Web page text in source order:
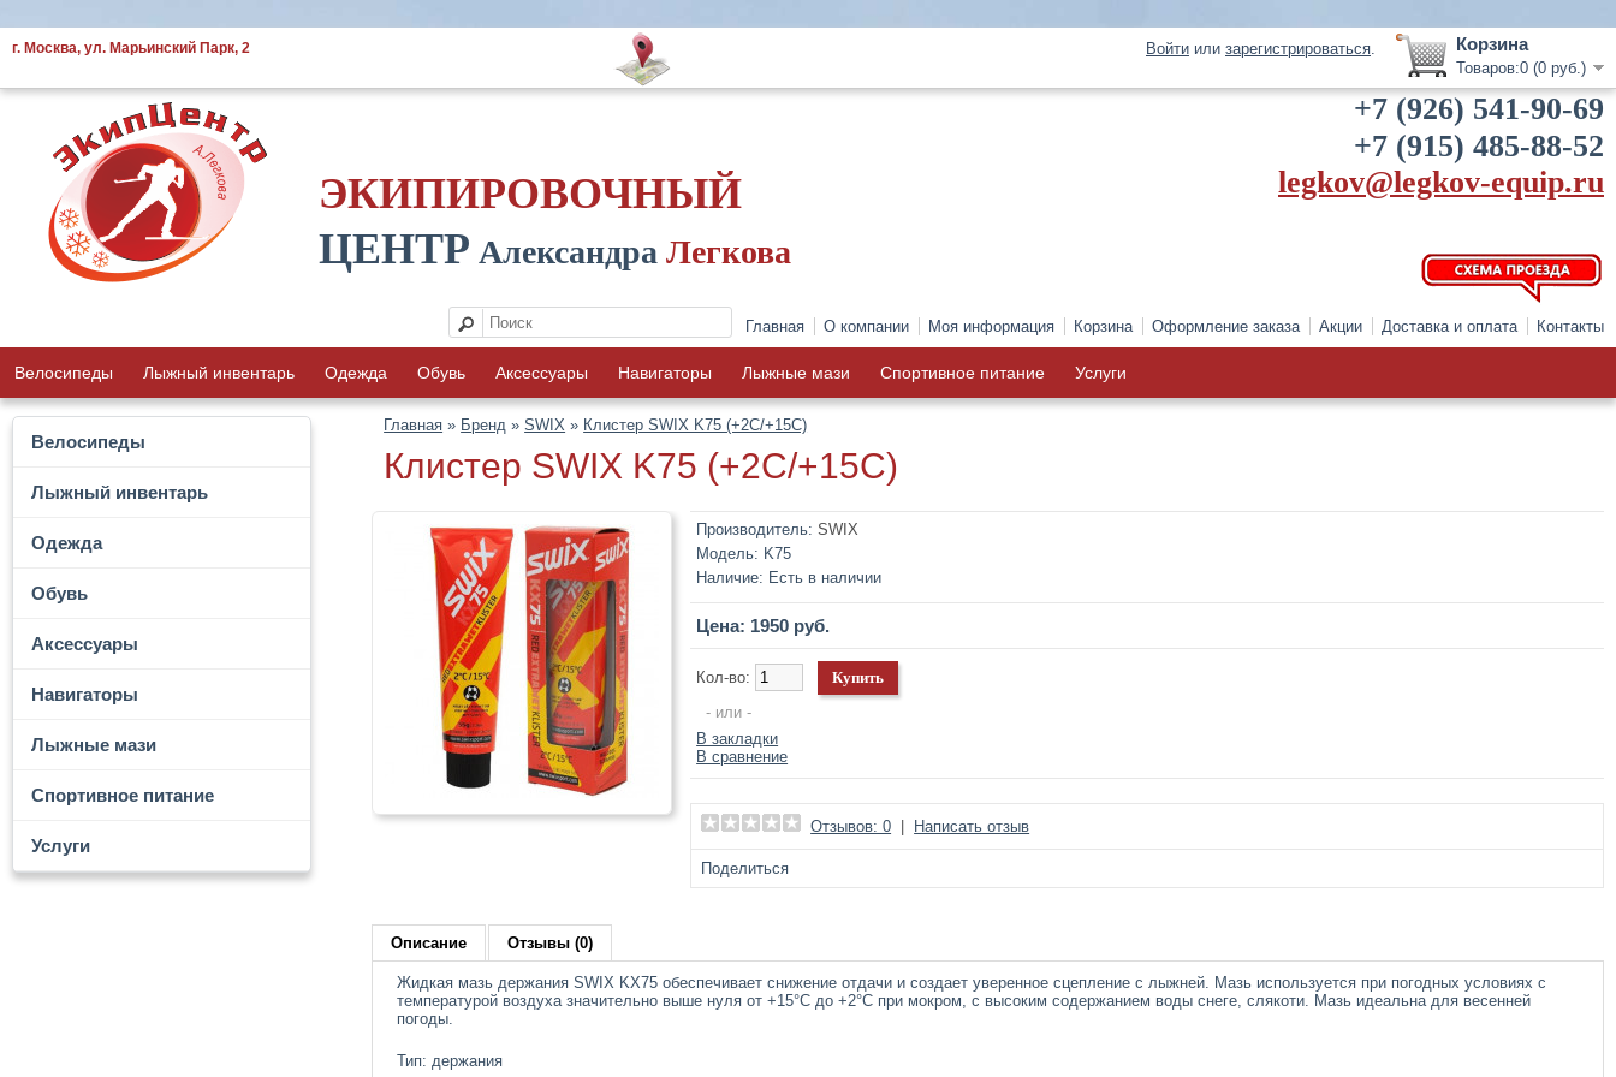
г. Москва, ул. Марьинский Парк, 2 Войти или зарегистрироваться. Корзина
Товаров:0 (0 руб.)
ЭКИПИРОВОЧНЫЙ
ЦЕНТР Александра Легкова
+7 (926) 541-90-69
+7 (915) 485-88-52
legkov@legkov-equip.ru
Главная О компании Моя информация Корзина Оформление заказа Акции Доставка и оплата Контакты
Велосипеды Лыжный инвентарь Одежда Обувь Аксессуары Навигаторы Лыжные мази Спортивное питание Услуги
Велосипеды
Лыжный инвентарь
Одежда
Обувь
Аксессуары
Навигаторы
Лыжные мази
Спортивное питание
Услуги
Главная » Бренд »SWIX » Клистер SWIX K75 (+2C/+15C)
Клистер SWIX K75 (+2C/+15C)
Производитель: SWIX
Модель: K75
Наличие: Есть в наличии
Цена: 1950 руб.
Кол-во:
- или -
В закладки
В сравнение
Отзывов: 0 Написать отзыв
Поделиться
Описание Отзывы (0)
Жидкая мазь держания SWIX KX75 обеспечивает снижение отдачи и создает уверенное сцепление с лыжней. Мазь используется при погодных условиях с
температурой воздуха значительно выше нуля от +15°C до +2°C при мокром, с высоким содержанием воды снеге, слякоти. Мазь идеальна для весенней
погоды.
Тип: держания